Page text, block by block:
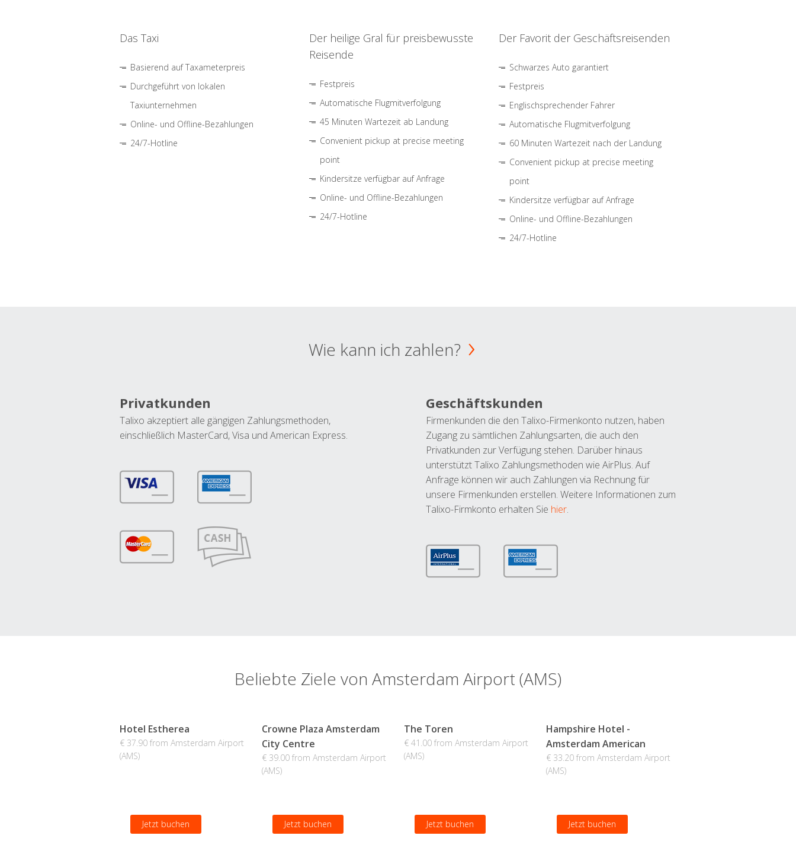
Das Taxi
Basierend auf Taxameterpreis
Durchgeführt von lokalen
Taxiunternehmen
Online- und Offline-Bezahlungen
24/7-Hotline
Der heilige Gral für preisbewusste
Reisende
Festpreis
Automatische Flugmitverfolgung
45 Minuten Wartezeit ab Landung
Convenient pickup at precise meeting
point
Kindersitze verfügbar auf Anfrage
Online- und Offline-Bezahlungen
24/7-Hotline
Der Favorit der Geschäftsreisenden
Schwarzes Auto garantiert
Festpreis
Englischsprechender Fahrer
Automatische Flugmitverfolgung
60 Minuten Wartezeit nach der Landung
Convenient pickup at precise meeting
point
Kindersitze verfügbar auf Anfrage
Online- und Offline-Bezahlungen
24/7-Hotline
Wie kann ich zahlen?
Privatkunden
Talixo akzeptiert alle gängigen Zahlungsmethoden,
einschließlich MasterCard, Visa und American Express.
Geschäftskunden
Firmenkunden die den Talixo-Firmenkonto nutzen, haben
Zugang zu sämtlichen Zahlungsarten, die auch den
Privatkunden zur Verfügung stehen. Darüber hinaus
unterstützt Talixo Zahlungsmethoden wie AirPlus. Auf
Anfrage können wir auch Zahlungen via Rechnung für
unsere Firmenkunden erstellen. Weitere Informationen zum
Talixo-Firmkonto erhalten Sie hier.
Beliebte Ziele von Amsterdam Airport (AMS)
Hotel Estherea
€ 37.90 from Amsterdam Airport
(AMS)
Jetzt buchen
Crowne Plaza Amsterdam
City Centre
€ 39.00 from Amsterdam Airport
(AMS)
Jetzt buchen
The Toren
€ 41.00 from Amsterdam Airport
(AMS)
Jetzt buchen
Hampshire Hotel -
Amsterdam American
€ 33.20 from Amsterdam Airport
(AMS)
Jetzt buchen